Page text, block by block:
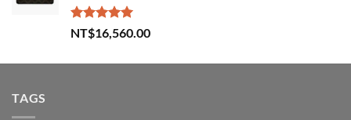
評分5.00
滿分 5
NT$16,560.00
TAGS